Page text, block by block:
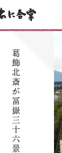
葛
飾
北
斎
が
冨
嶽
三
十
六
景